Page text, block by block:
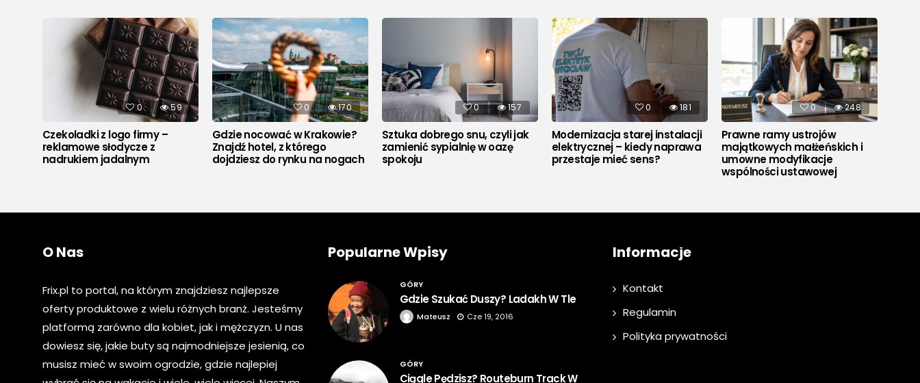
0 59
Czekoladki z logo firmy –
reklamowe słodycze z
nadrukiem jadalnym
0 170
Gdzie nocować w Krakowie?
Znajdź hotel, z którego
dojdziesz do rynku na nogach
0 157
Sztuka dobrego snu, czyli jak
zamienić sypialnię w oazę
spokoju
0 181
Modernizacja starej instalacji
elektrycznej – kiedy naprawa
przestaje mieć sens?
0 248
Prawne ramy ustrojów
majątkowych małżeńskich i
umowne modyfikacje
wspólności ustawowej
O Nas
Frix.pl to portal, na którym znajdziesz najlepsze
oferty produktowe z wielu różnych branż. Jesteśmy
platformą zarówno dla kobiet, jak i mężczyzn. U nas
dowiesz się, jakie buty są najmodniejsze jesienią, co
musisz mieć w swoim ogrodzie, gdzie najlepiej
Popularne Wpisy
GÓRY
Gdzie Szukać Duszy? Ladakh W Tle
Mateusz Cze 19, 2016
GÓRY
Ciągle Pędzisz? Routeburn Track W
Informacje
Kontakt
Regulamin
Polityka prywatności